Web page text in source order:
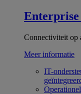
Enterprise
Connectiviteit op
Meer informatie
IT-